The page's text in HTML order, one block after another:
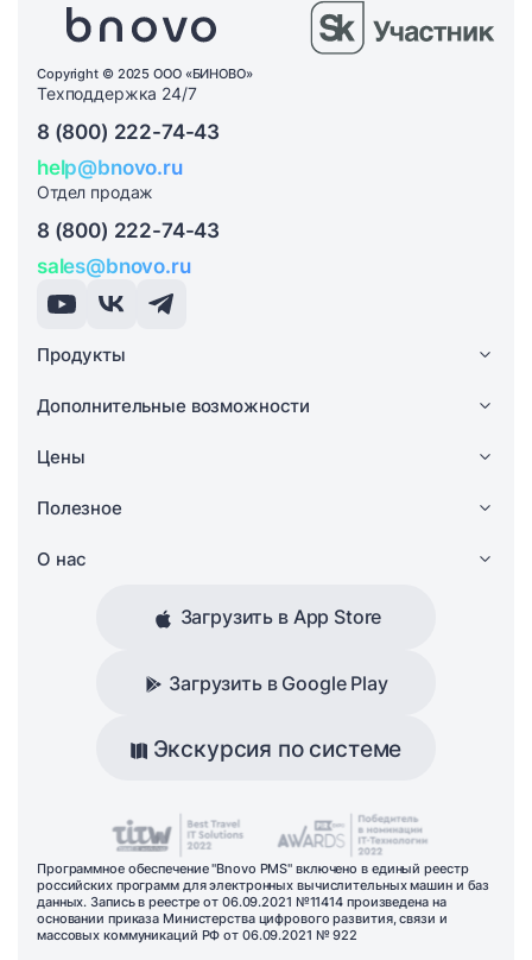
Copyright © 2025 ООО «БИНОВО»
Техподдержка 24/7
8 (800) 222-74-43
help@bnovo.ru
Отдел продаж
8 (800) 222-74-43
sales@bnovo.ru
Продукты
Дополнительные возможности
Цены
Полезное
О нас
Загрузить в App Store
Загрузить в Google Play
Экскурсия по системе
Программное обеспечение "Bnovo PMS" включено в единый реестр
российских программ для электронных вычислительных машин и баз
данных. Запись в реестре от 06.09.2021 №11414 произведена на
основании приказа Министерства цифрового развития, связи и
массовых коммуникаций РФ от 06.09.2021 № 922